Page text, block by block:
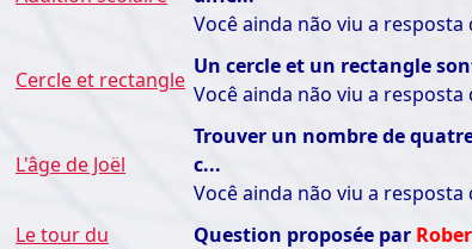
Você ainda não viu a resposta
Cercle et rectangle
Un cercle et un rectangle
Você ainda não viu a resposta
L'âge de Joël
Trouver un nombre de
c...
Você ainda não viu a resposta
Le tour du Question proposée par